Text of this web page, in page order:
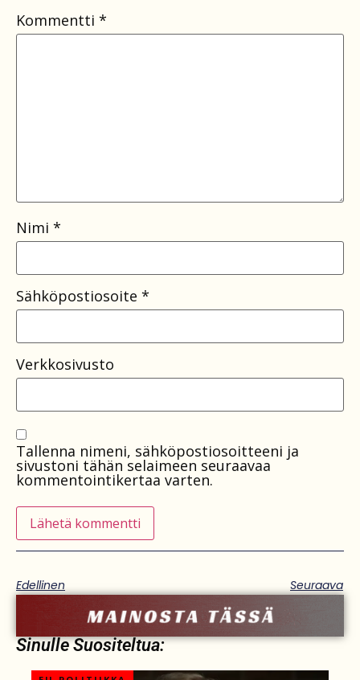
Kommentti *
Nimi *
Sähköpostiosoite *
Verkkosivusto
Tallenna nimeni, sähköpostiosoitteeni ja
sivustoni tähän selaimeen seuraavaa
kommentointikertaa varten.
Edellinen Seuraava
Sinulle Suositeltua: